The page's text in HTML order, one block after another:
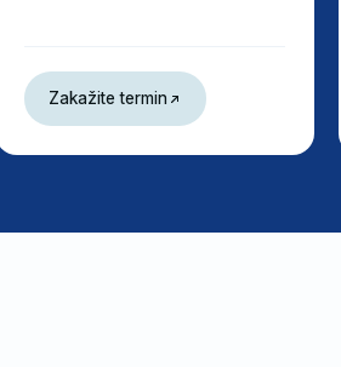
Zakažite termin